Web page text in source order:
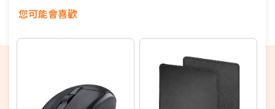
您可能會喜歡